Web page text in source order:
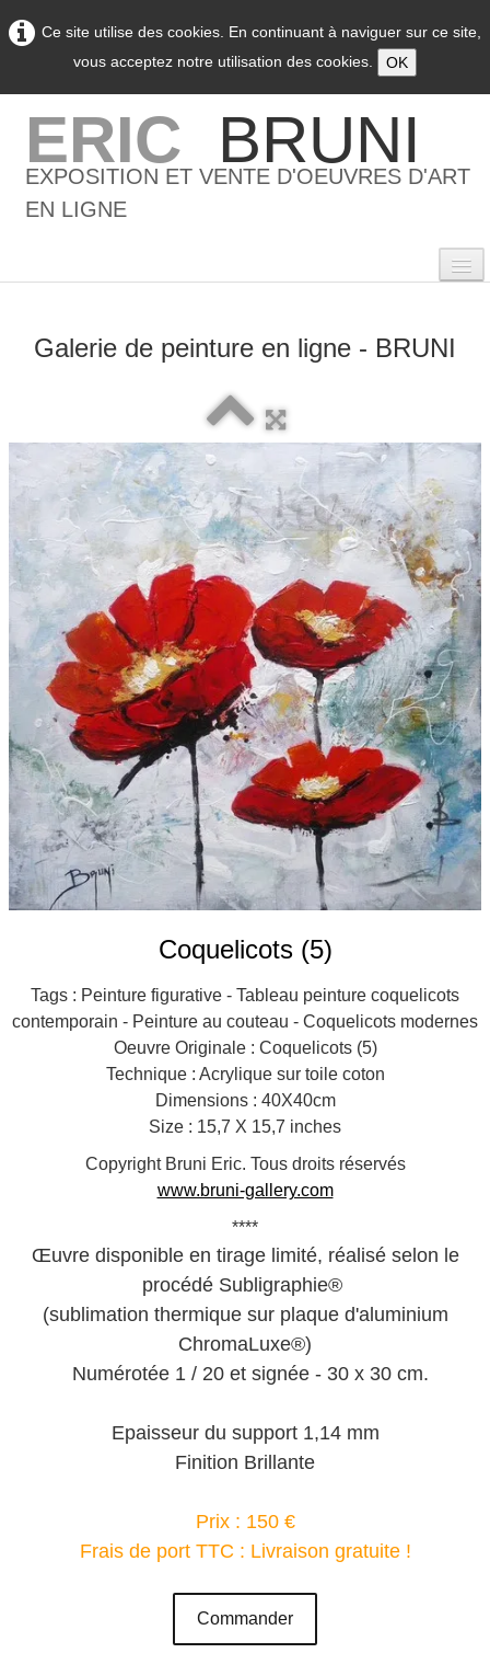
Ce site utilise des cookies. En continuant à naviguer sur ce site,
vous acceptez notre utilisation des cookies.
OK
ERIC BRUNI
EXPOSITION ET VENTE D'OEUVRES D'ART
EN LIGNE
0
L'artiste ▼
Galeries ▼
Vente ▼
Boutique
Contact
Newsletter
BLOG
Français
Galerie de peinture en ligne - BRUNI
Coquelicots (5)
Tags : Peinture figurative - Tableau peinture coquelicots
contemporain - Peinture au couteau - Coquelicots modernes
Oeuvre Originale : Coquelicots (5)
Technique : Acrylique sur toile coton
Dimensions : 40X40cm
Size : 15,7 X 15,7 inches
Copyright Bruni Eric. Tous droits réservés
www.bruni-gallery.com
****
Œuvre disponible en tirage limité, réalisé selon le
procédé Subligraphie®
(sublimation thermique sur plaque d'aluminium
ChromaLuxe®)
Numérotée 1 / 20 et signée - 30 x 30 cm.
Epaisseur du support 1,14 mm
Finition Brillante
Prix : 150 €
Frais de port TTC : Livraison gratuite !
Commander